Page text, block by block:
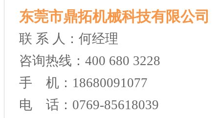
东莞市鼎拓机械科技有限公司
联 系 人：何经理
咨询热线：400 680 3228
手 机：18680091077
电 话：0769-85618039